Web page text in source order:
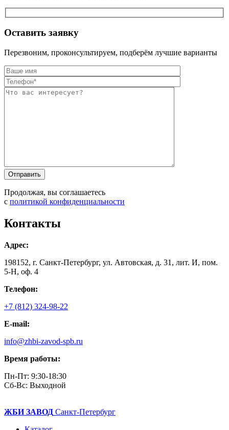
Оставить заявку
Перезвоним, проконсультируем, подберём лучшие варианты
Продолжая, вы соглашаетесь
с политикой конфиденциальности
Контакты
Адрес:
198152, г. Санкт-Петербург, ул. Автовская, д. 31, лит. И, пом.
5-Н, оф. 4
Телефон:
+7 (812) 324-98-22
E-mail:
info@zhbi-zavod-spb.ru
Время работы:
Пн-Пт: 9:30-18:30
Cб-Вс: Выходной
ЖБИ ЗАВОД Санкт-Петербург